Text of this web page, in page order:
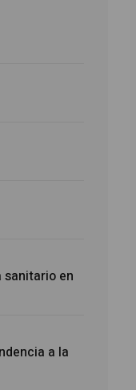
sanitario en
a la